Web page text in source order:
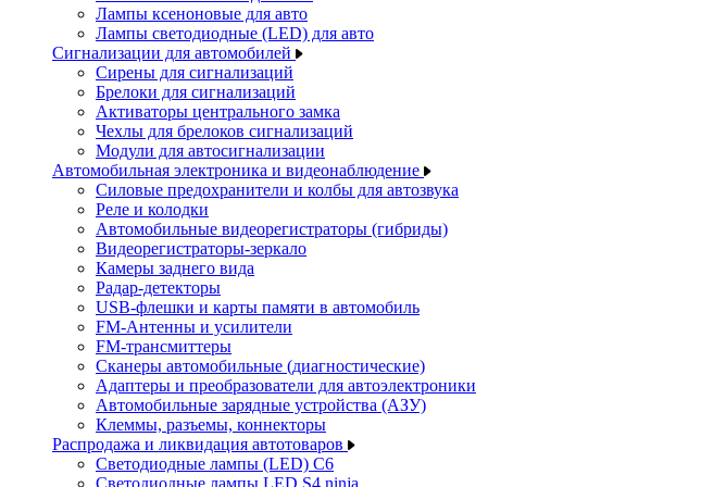
Лампы ксеноновые для авто
Лампы светодиодные (LED) для авто
Сигнализации для автомобилей
Сирены для сигнализаций
Брелоки для сигнализаций
Активаторы центрального замка
Чехлы для брелоков сигнализаций
Модули для автосигнализации
Автомобильная электроника и видеонаблюдение
Силовые предохранители и колбы для автозвука
Реле и колодки
Автомобильные видеорегистраторы (гибриды)
Видеорегистраторы-зеркало
Камеры заднего вида
Радар-детекторы
USB-флешки и карты памяти в автомобиль
FM-Антенны и усилители
FM-трансмиттеры
Сканеры автомобильные (диагностические)
Адаптеры и преобразователи для автоэлектроники
Автомобильные зарядные устройства (АЗУ)
Клеммы, разъемы, коннекторы
Распродажа и ликвидация автотоваров
Светодиодные лампы (LED) C6
Светодиодные лампы LED S4 ninja